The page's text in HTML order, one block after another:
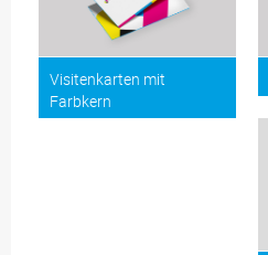
Visitenkarten mit
Farbkern